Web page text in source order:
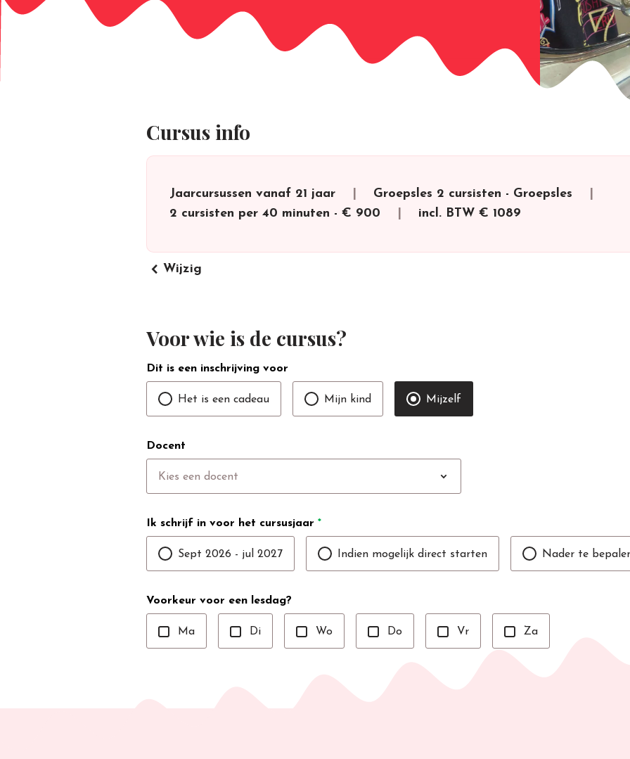
Cursus info
Jaarcursussen vanaf 21 jaar Groepsles 2 cursisten - Groepsles
2 cursisten per 40 minuten - € 900 incl. BTW € 1089
keyboard_arrow_left Wijzig
Voor wie is de cursus?
Dit is een inschrijving voor
Het is een cadeau Mijn kind Mijzelf
Docent
Kies een docent expand_more
Ik schrijf in voor het cursusjaar *
Sept 2026 - jul 2027 Indien mogelijk direct starten Nader te
Voorkeur voor een lesdag?
Ma Di Wo Do Vr Za